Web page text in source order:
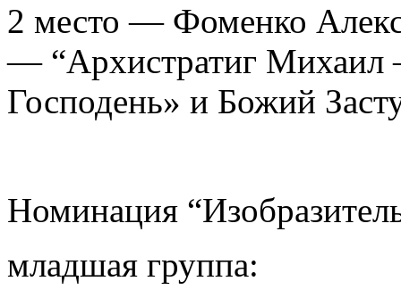
2 место — Фоменко
— “Архистратиг
Господень» и Божий
Номинация
младшая группа: